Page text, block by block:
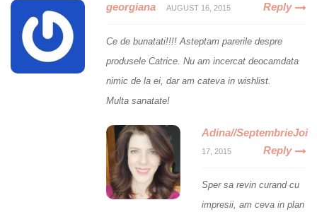
georgiana AUGUST 16, 2015 Reply
Ce de bunatati!!!! Asteptam parerile despre
produsele Catrice. Nu am incercat deocamdata
nimic de la ei, dar am cateva in wishlist.
Multa sanatate!
Adina//SeptembrieJoi
17, 2015 Reply
Sper sa revin curand cu
impresii, am ceva in plan